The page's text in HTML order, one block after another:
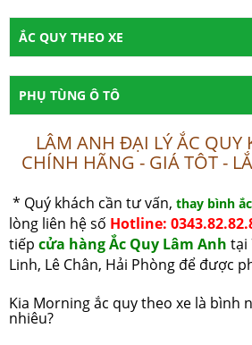
ẮC QUY THEO XE
PHỤ TÙNG Ô TÔ
LÂM ANH ĐẠI LÝ ẮC QUY
CHÍNH HÃNG - GIÁ TÔT -
* Quý khách cần tư vấn, thay bình
lòng liên hệ số Hotline:
tiếp cửa hàng Ắc Quy Lâm Anh tại
Linh, Lê Chân, Hải Phòng để được
Kia Morning ắc quy theo xe là bình
nhiêu?